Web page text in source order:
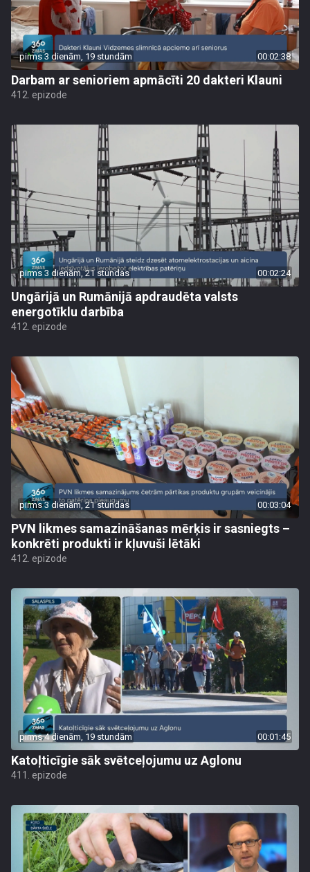
pirms 3 dienām, 19 stundām 00:02:38
Darbam ar senioriem apmācīti 20 dakteri Klauni
412. epizode
pirms 3 dienām, 21 stundas 00:02:24
Ungārijā un Rumānijā apdraudēta valsts
energotīklu darbība
412. epizode
pirms 3 dienām, 21 stundas 00:03:04
PVN likmes samazināšanas mērķis ir sasniegts –
konkrēti produkti ir kļuvuši lētāki
412. epizode
pirms 4 dienām, 19 stundām 00:01:45
Katoļticīgie sāk svētceļojumu uz Aglonu
411. epizode